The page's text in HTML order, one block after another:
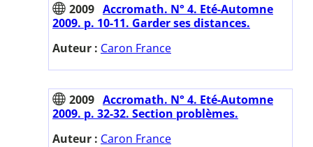
2009 Accromath. N° 4. Eté-Automne
2009. p. 10-11. Garder ses distances.
Auteur : Caron France
2009 Accromath. N° 4. Eté-Automne
2009. p. 32-32. Section problèmes.
Auteur : Caron France